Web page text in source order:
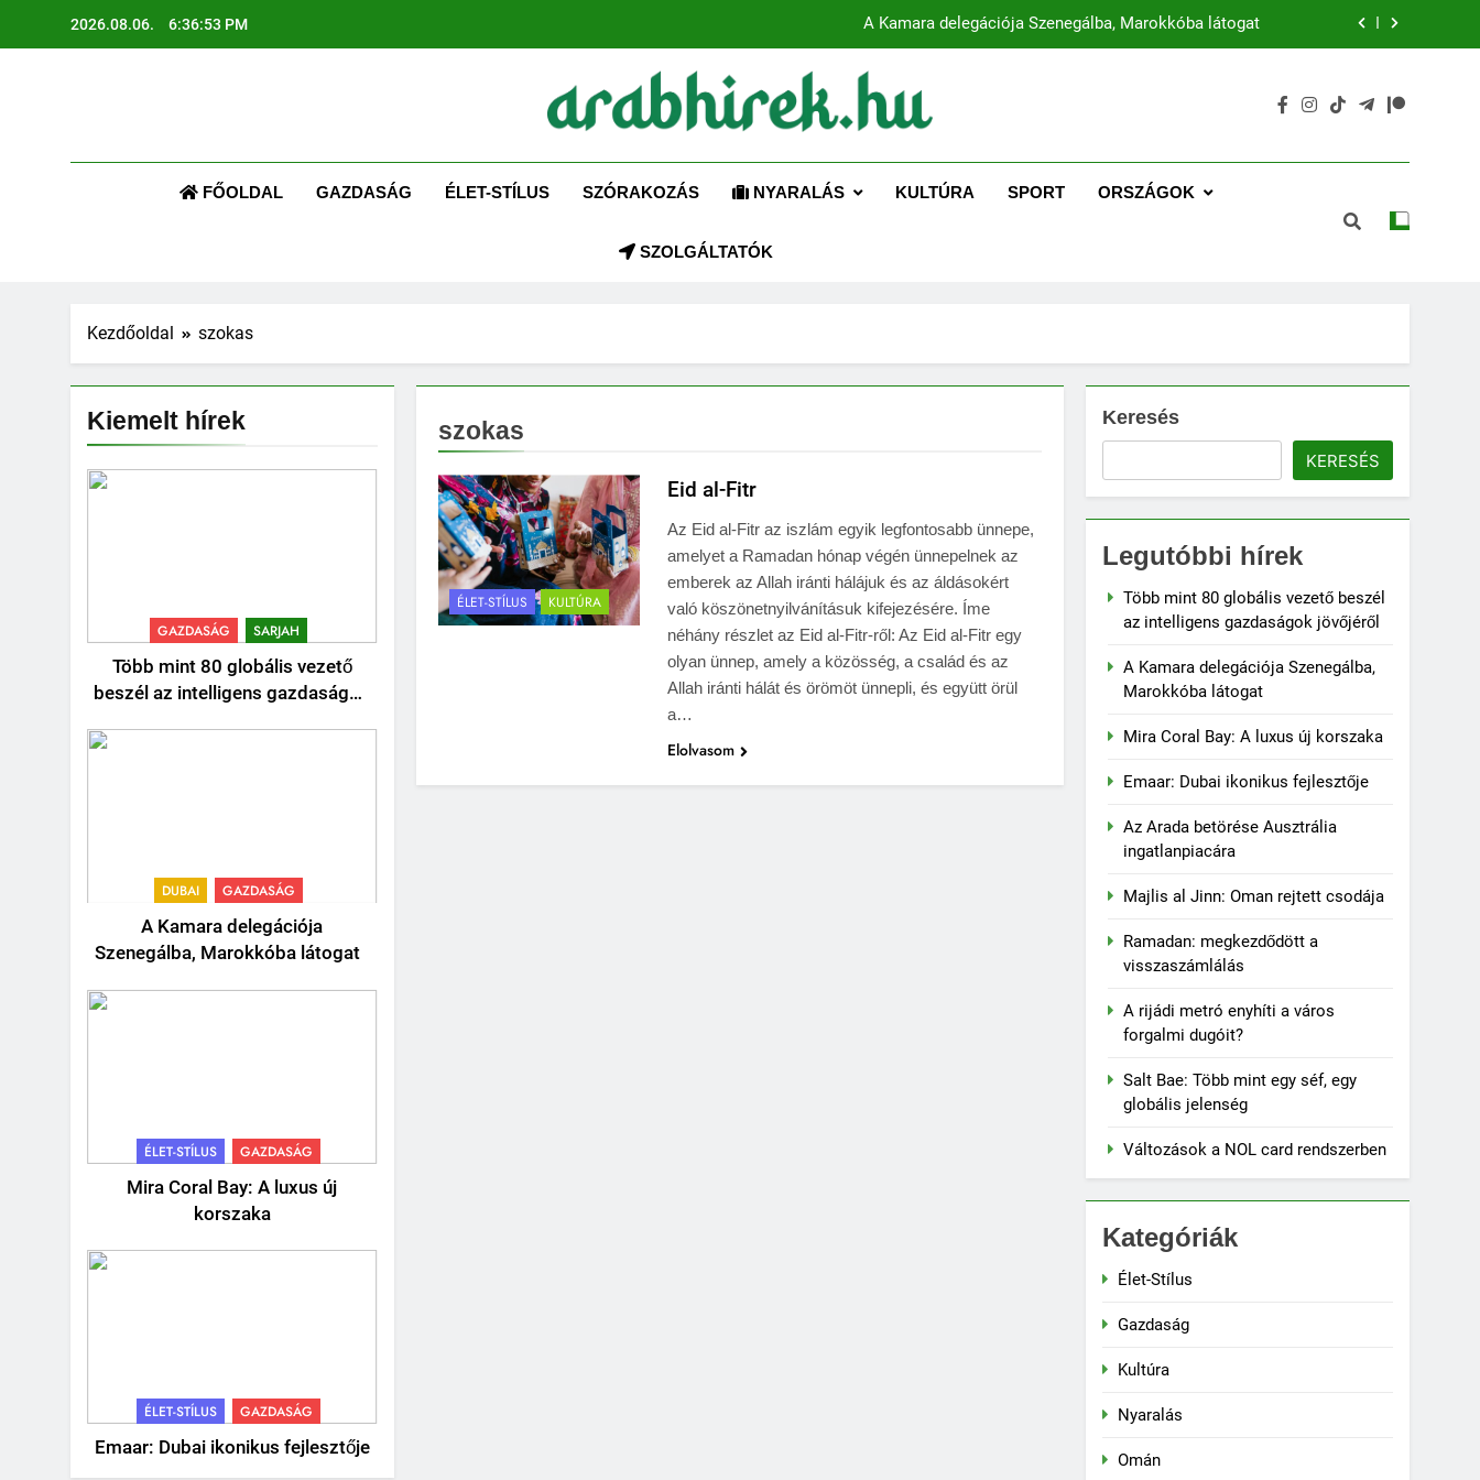
2026.08.06. 6:36:54 PM A Kamara delegációja Szenegálba, Marokkóba látogat
Több mint 80 globális vezető beszél az intelligens gazdaságok jövőjéről
ARABHIREK.HU
Kapcsolódj az Arab Világhoz – Naprakész hírek magyarul!
FŐOLDAL GAZDASÁG ÉLET-STÍLUS SZÓRAKOZÁS NYARALÁS KULTÚRA SPORT ORSZÁGOK
SZOLGÁLTATÓK
Kezdőoldal szokas
Kiemelt hírek
GAZDASÁG SARJAH
Több mint 80 globális vezető
beszél az intelligens gazdaságok
DUBAI GAZDASÁG
A Kamara delegációja
Szenegálba, Marokkóba látogat
ÉLET-STÍLUS GAZDASÁG
Mira Coral Bay: A luxus új
korszaka
ÉLET-STÍLUS GAZDASÁG
Emaar: Dubai ikonikus fejlesztője
szokas
ÉLET-STÍLUS KULTÚRA
Eid al-Fitr
Az Eid al-Fitr az iszlám egyik legfontosabb ünnepe,
amelyet a Ramadan hónap végén ünnepelnek az
emberek az Allah iránti hálájuk és az áldásokért
való köszönetnyilvánításuk kifejezésére. Íme
néhány részlet az Eid al-Fitr-ről: Az Eid al-Fitr egy
olyan ünnep, amely a közösség, a család és az
Allah iránti hálát és örömöt ünnepli, és együtt örül
a…
Elolvasom
Keresés
KERESÉS
Legutóbbi hírek
Több mint 80 globális vezető beszél
az intelligens gazdaságok jövőjéről
A Kamara delegációja Szenegálba,
Marokkóba látogat
Mira Coral Bay: A luxus új korszaka
Emaar: Dubai ikonikus fejlesztője
Az Arada betörése Ausztrália
ingatlanpiacára
Majlis al Jinn: Oman rejtett csodája
Ramadan: megkezdődött a
visszaszámlálás
A rijádi metró enyhíti a város
forgalmi dugóit?
Salt Bae: Több mint egy séf, egy
globális jelenség
Változások a NOL card rendszerben
Kategóriák
Élet-Stílus
Gazdaság
Kultúra
Nyaralás
Omán